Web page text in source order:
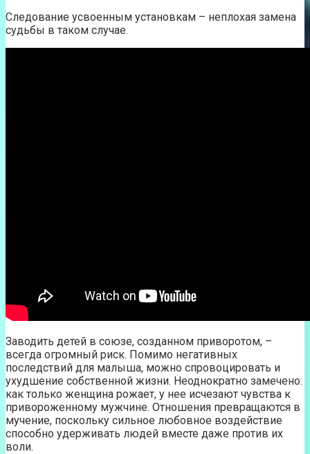
Следование усвоенным установкам – неплохая замена
судьбы в таком случае.
Заводить детей в союзе, созданном приворотом, –
всегда огромный риск. Помимо негативных
последствий для малыша, можно спровоцировать и
ухудшение собственной жизни. Неоднократно замечено:
как только женщина рожает, у нее исчезают чувства к
привороженному мужчине. Отношения превращаются в
мучение, поскольку сильное любовное воздействие
способно удерживать людей вместе даже против их
воли.